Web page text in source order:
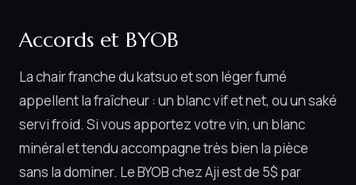
Accords et BYOB
La chair franche du katsuo et son léger fumé
appellent la fraîcheur : un blanc vif et net, ou un saké
servi froid. Si vous apportez votre vin, un blanc
minéral et tendu accompagne très bien la pièce
sans la dominer. Le BYOB chez Aji est de 5$ par